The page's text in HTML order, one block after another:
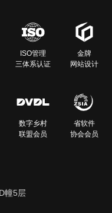
ISO管理
三体系认证
金牌
网站设计
数字乡村
联盟会员
省软件
协会会员
幢5层